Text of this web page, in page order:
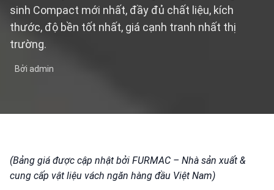
sinh Compact mới nhất, đầy đủ chất liệu, kích
thước, độ bền tốt nhất, giá cạnh tranh nhất thị
trường.
Bởi admin
(Bảng giá được cập nhật bởi FURMAC – Nhà sản xuất &
cung cấp vật liệu vách ngăn hàng đầu Việt Nam)